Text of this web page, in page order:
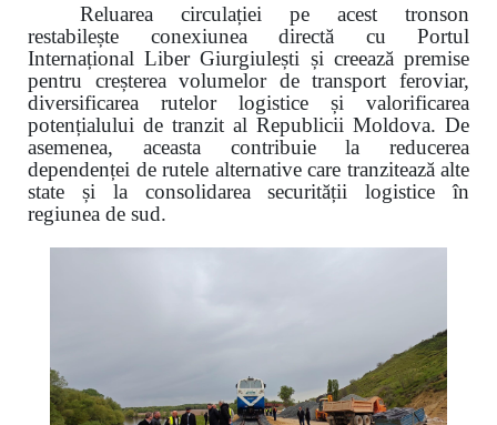
Reluarea circulației pe acest tronson
restabilește conexiunea directă cu Portul
Internațional Liber Giurgiulești și creează premise
pentru creșterea volumelor de transport feroviar,
diversificarea rutelor logistice și valorificarea
potențialului de tranzit al Republicii Moldova. De
asemenea, aceasta contribuie la reducerea
dependenței de rutele alternative care tranzitează alte
state și la consolidarea securității logistice în
regiunea de sud.